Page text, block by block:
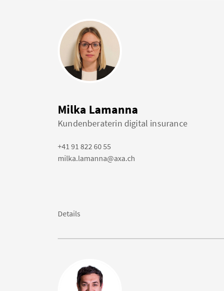
Milka Lamanna
Kundenberaterin digital insurance
+41 91 822 60 55
milka.lamanna@axa.ch
Details